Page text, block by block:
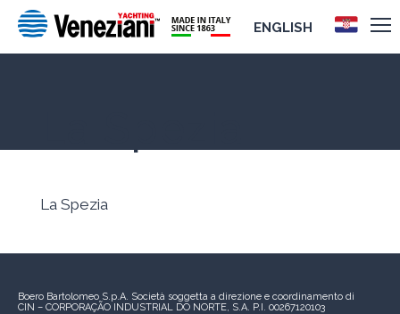
ENGLISH
La Spezia
Boero Bartolomeo S.p.A. Società soggetta a direzione e coordinamento di
CIN – CORPORAÇÃO INDUSTRIAL DO NORTE, S.A. P.I. 00267120103